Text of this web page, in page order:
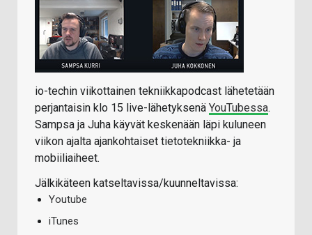
io-techin viikottainen tekniikkapodcast lähetetään
perjantaisin klo 15 live-lähetyksenä YouTubessa.
Sampsa ja Juha käyvät keskenään läpi kuluneen
viikon ajalta ajankohtaiset tietotekniikka- ja
mobiiliaiheet.
Jälkikäteen katseltavissa/kuunneltavissa:
Youtube
iTunes